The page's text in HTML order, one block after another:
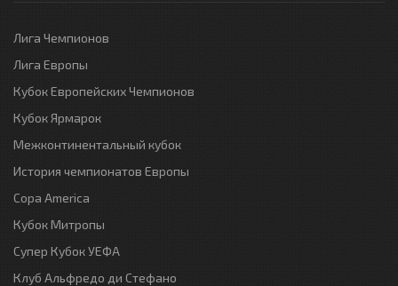
Лига Чемпионов
Лига Европы
Кубок Европейских Чемпионов
Кубок Ярмарок
Межконтинентальный кубок
История чемпионатов Европы
Copa America
Кубок Митропы
Супер Кубок УЕФА
Клуб Альфредо ди Стефано